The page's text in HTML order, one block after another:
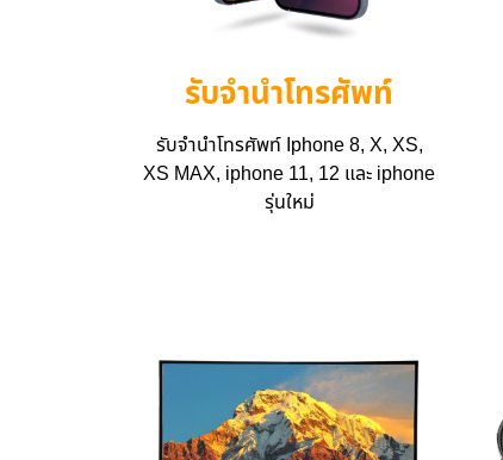
รับจำนำโทรศัพท์
รับจำนำโทรศัพท์ Iphone 8, X, XS,
XS MAX, iphone 11, 12 และ iphone
รุ่นใหม่